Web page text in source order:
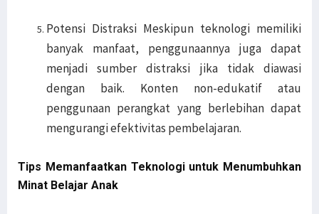
Potensi Distraksi Meskipun teknologi memiliki
banyak manfaat, penggunaannya juga dapat
menjadi sumber distraksi jika tidak diawasi
dengan baik. Konten non-edukatif atau
penggunaan perangkat yang berlebihan dapat
mengurangi efektivitas pembelajaran.
Tips Memanfaatkan Teknologi untuk Menumbuhkan
Minat Belajar Anak